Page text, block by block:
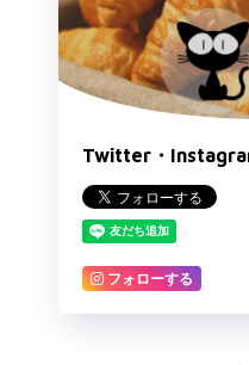
Twitter・
フォローする